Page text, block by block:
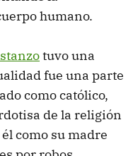
humano.
tuvo una
fue una parte
como católico,
de la religión
como su madre